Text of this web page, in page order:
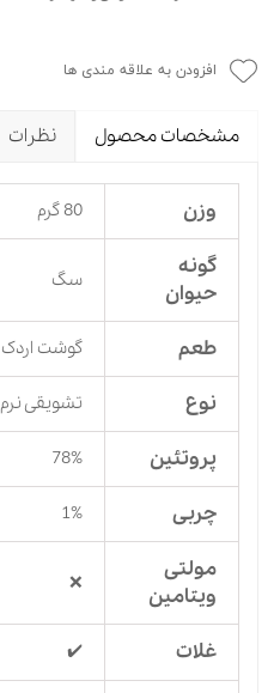
افزودن به علاقه مندی ها
مشخصات محصول نظرات
وزن 80 گرم
گونه
حیوان
سگ
طعم گوشت اردک
نوع تشویقی نرم
پروتئین 78%
چربی 1%
مولتی
ویتامین
❌
غلات ✔️